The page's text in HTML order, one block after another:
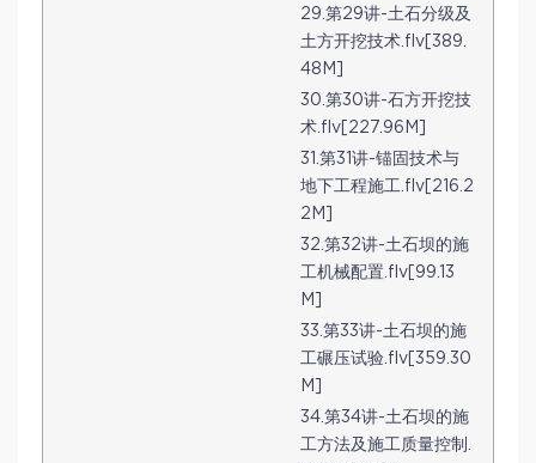
29.第29讲-土石分级及
土方开挖技术.flv[389.
48M]
30.第30讲-石方开挖技
术.flv[227.96M]
31.第31讲-锚固技术与
地下工程施工.flv[216.2
2M]
32.第32讲-土石坝的施
工机械配置.flv[99.13
M]
33.第33讲-土石坝的施
工碾压试验.flv[359.30
M]
34.第34讲-土石坝的施
工方法及施工质量控制.